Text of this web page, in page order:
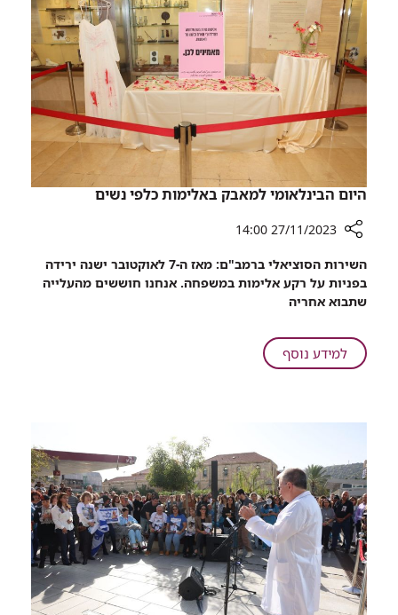
החולים
שבו
היא
גם
עובדת
וגם
משרתת
במילואים
היום הבינלאומי למאבק באלימות כלפי נשים
שיתוף
היום
הבינלאומי
באלימות
כלפי
27/11/2023 14:00
השירות הסוציאלי ברמב"ם: מאז ה-7 לאוקטובר ישנה ירידה
בפניות על רקע אלימות במשפחה. אנחנו חוששים מהעלייה
שתבוא אחריה
למידע נוסףעל
היום
כלפי
נשים